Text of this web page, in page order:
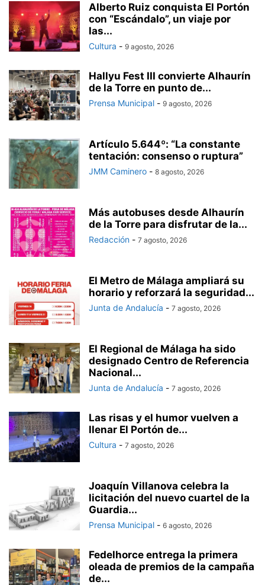
Alberto Ruiz conquista El Portón
con “Escándalo”, un viaje por
las...
Cultura - 9 agosto, 2026
Hallyu Fest III convierte Alhaurín
de la Torre en punto de...
Prensa Municipal - 9 agosto, 2026
Artículo 5.644º: “La constante
tentación: consenso o ruptura”
JMM Caminero - 8 agosto, 2026
Más autobuses desde Alhaurín
de la Torre para disfrutar de la...
Redacción - 7 agosto, 2026
El Metro de Málaga ampliará su
horario y reforzará la seguridad...
Junta de Andalucía - 7 agosto, 2026
El Regional de Málaga ha sido
designado Centro de Referencia
Nacional...
Junta de Andalucía - 7 agosto, 2026
Las risas y el humor vuelven a
llenar El Portón de...
Cultura - 7 agosto, 2026
Joaquín Villanova celebra la
licitación del nuevo cuartel de la
Guardia...
Prensa Municipal - 6 agosto, 2026
Fedelhorce entrega la primera
oleada de premios de la campaña
de...